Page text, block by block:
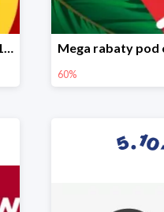
Wyprzedaż -70%+dodatkowe 10%
60%